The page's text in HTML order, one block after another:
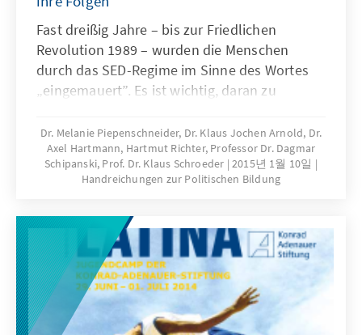
Fast dreißig Jahre – bis zur Friedlichen
Revolution 1989 – wurden die Menschen
durch das SED-Regime im Sinne des Wortes
„eingemauert”. Es ist wichtig, daran zu
in Ost und West bedeutete. Die Erfahrung
lehrt, dass sich jede Generation aufs Neue die
Lehren aus der Geschichte erarbeiten muss.
Die Konrad-Adenauer-Stiftung hat in den
letzten Jahren deutschlandweit und
international zu der Geschichte des SED-
Regimes Vorträge, Lesungen, Tagungen,
Seminare, Filmvorführungen u.a.
Veranstaltungen organisiert. Im Internet
bieten wir in dem Wissensportal "www.ddr-
Dr. Melanie Piepenschneider, Dr. Klaus Jochen Arnold, Dr.
Axel Hartmann, Hartmut Richter, Professor Dr. Dagmar
Schipanski, Prof. Dr. Klaus Schroeder 2015년 1월 10일
Handreichungen zur Politischen Bildung